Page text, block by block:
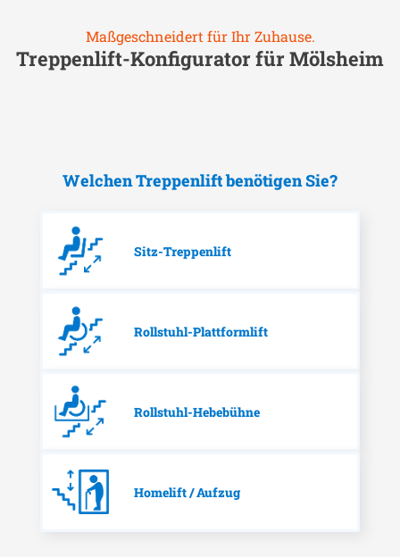
Maßgeschneidert für Ihr Zuhause.
Treppenlift-Konfigurator fürMölsheim
Welchen Treppenlift benötigen Sie?
Sitz-Treppenlift
Rollstuhl-Plattformlift
Rollstuhl-Hebebühne
Homelift / Aufzug